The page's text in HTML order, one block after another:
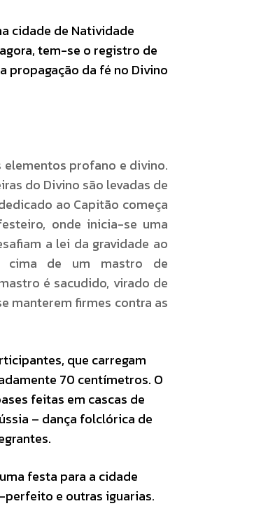
cidade de Natividade
tem-se o registro de
propagação da fé no Divino
elementos profano e divino.
do Divino são levadas de
ao Capitão começa
onde inicia-se uma
a lei da gravidade ao
cima de um mastro de
é sacudido, virado de
manterem firmes contra as
que carregam
70 centímetros. O
feitas em cascas de
– dança folclórica de
festa para a cidade
perfeito e outras iguarias.